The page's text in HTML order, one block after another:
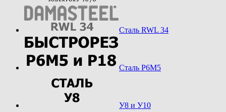
Сталь RWL 34
Сталь Р6М5
У8 и У10